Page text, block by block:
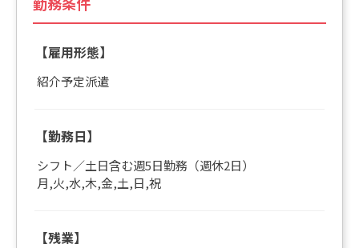
【雇用形態】
紹介予定派遣
【勤務日】
シフト／土日含む週5日勤務（週休2日）
月,火,水,木,金,土,日,祝
【残業】